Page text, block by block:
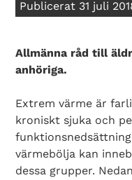
Publicerat 31 juli
Allmänna råd till
anhöriga.
Extrem värme är
kroniskt sjuka och
värmebölja kan
dessa grupper.